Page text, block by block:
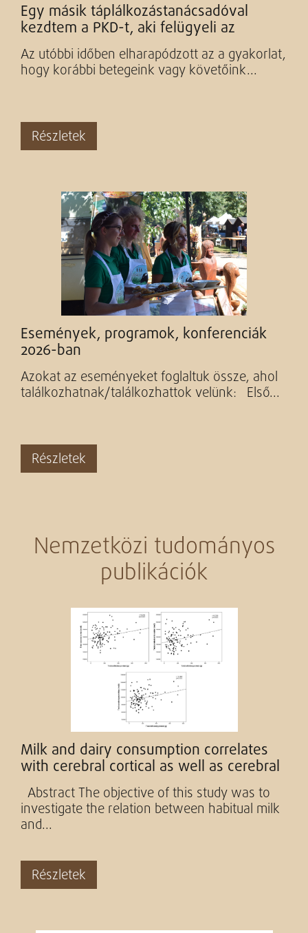
Egy másik táplálkozástanácsadóval
kezdtem a PKD-t, aki felügyeli az
étrendemet. Kontroll konzultációt...
Az utóbbi időben elharapódzott az a gyakorlat,
hogy korábbi betegeink vagy követőink...
Részletek
Események, programok, konferenciák
2026-ban
Azokat az eseményeket foglaltuk össze, ahol
találkozhatnak/találkozhattok velünk: Első...
Részletek
Nemzetközi tudományos
publikációk
Milk and dairy consumption correlates
with cerebral cortical as well as cerebral
white matter volume...
Abstract The objective of this study was to
investigate the relation between habitual milk
and...
Részletek